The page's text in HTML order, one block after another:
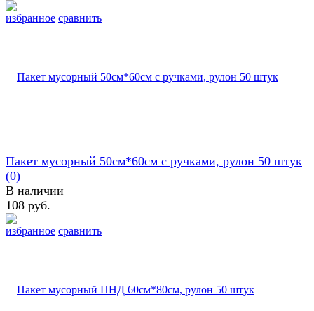
избранное сравнить
избранное сравнить
Пакет мусорный 50см*60см с ручками, рулон 50 штук
(0)
В наличии
108 руб.